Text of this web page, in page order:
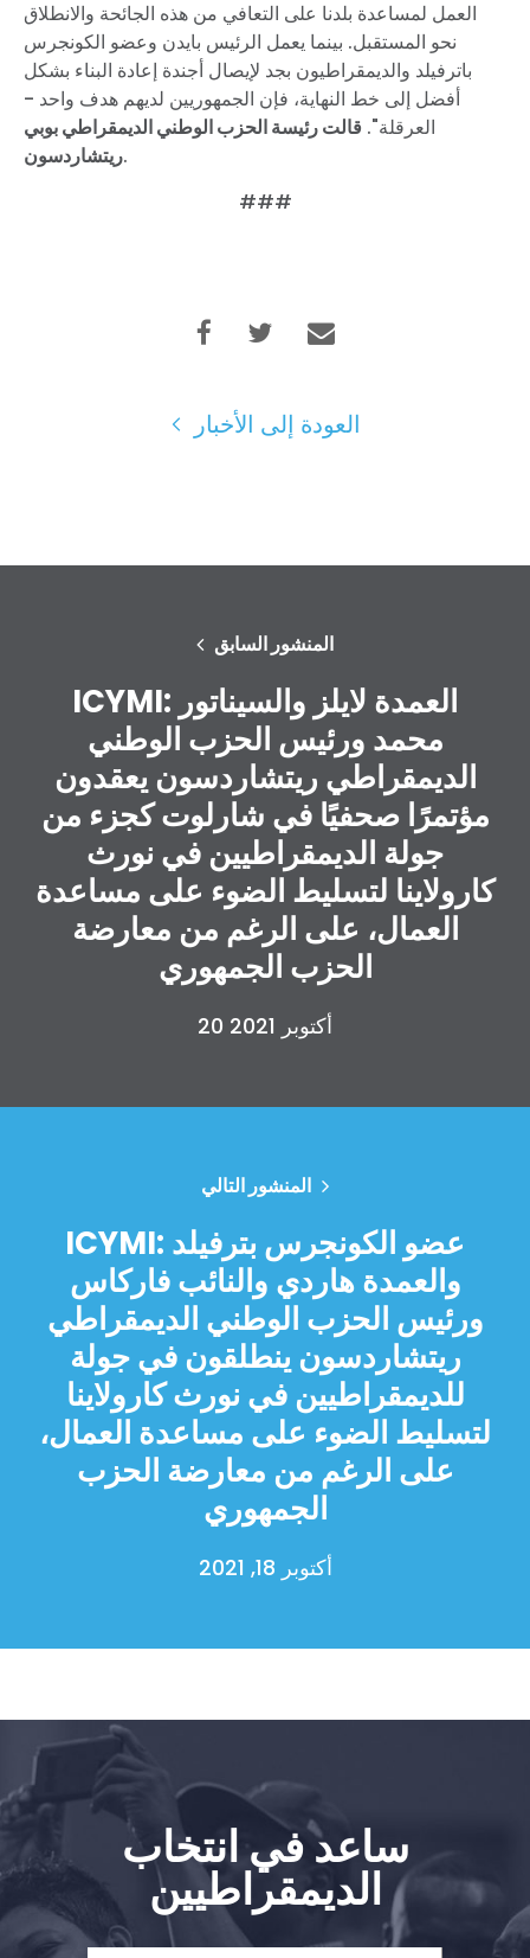
الصفحة الرئيسية
الصحافة
Vote
العمل لمساعدة بلدنا على التعافي من هذه الجائحة والانطلاق
نحو المستقبل. بينما يعمل الرئيس بايدن وعضو الكونجرس
باترفيلد والديمقراطيون بجد لإيصال أجندة إعادة البناء بشكل
أفضل إلى خط النهاية، فإن الجمهوريين لديهم هدف واحد -
العرقلة". قالت رئيسة الحزب الوطني الديمقراطي بوبي
ريتشاردسون.
###
العودة إلى الأخبار
المنشور السابق
ICYMI: العمدة لايلز والسيناتور
محمد ورئيس الحزب الوطني
الديمقراطي ريتشاردسون يعقدون
مؤتمرًا صحفيًا في شارلوت كجزء من
جولة الديمقراطيين في نورث
كارولاينا لتسليط الضوء على مساعدة
العمال، على الرغم من معارضة
الحزب الجمهوري
20 أكتوبر 2021
المنشور التالي
ICYMI: عضو الكونجرس بترفيلد
والعمدة هاردي والنائب فاركاس
ورئيس الحزب الوطني الديمقراطي
ريتشاردسون ينطلقون في جولة
للديمقراطيين في نورث كارولاينا
لتسليط الضوء على مساعدة العمال،
على الرغم من معارضة الحزب
الجمهوري
أكتوبر 18, 2021
ساعد في انتخاب
الديمقراطيين